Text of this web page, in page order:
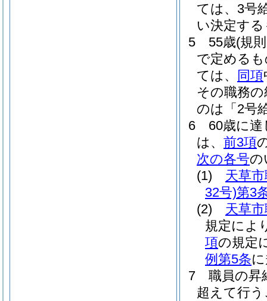
ては、3号
い決定す
5
55歳(規
で定める
ては、
同項
その職務
のは「2号
6
60歳に
は、 前3項
次の各号の
(1)
天草
32号)第3
(2)
天草
規定によ
項の規定
例第5条
7
職員の昇
超えて行